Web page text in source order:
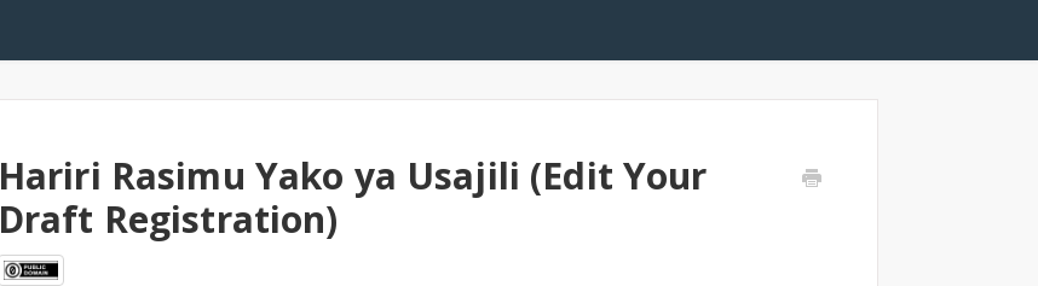
Hariri Rasimu Yako ya Usajili (Edit Your
Draft Registration)